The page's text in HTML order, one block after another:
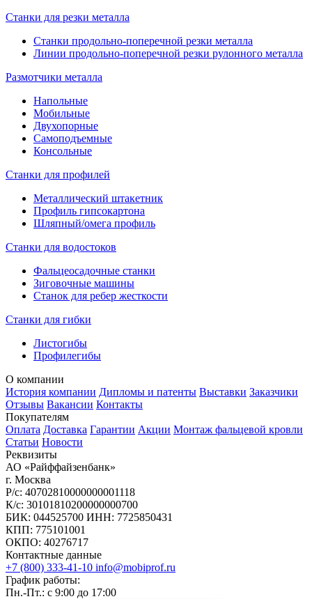
Станки для резки металла
Станки продольно-поперечной резки металла
Линии продольно-поперечной резки рулонного металла
Размотчики металла
Напольные
Мобильные
Двухопорные
Самоподъемные
Консольные
Станки для профилей
Металлический штакетник
Профиль гипсокартона
Шляпный/омега профиль
Станки для водостоков
Фальцеосадочные станки
Зиговочные машины
Станок для ребер жесткости
Станки для гибки
Листогибы
Профилегибы
О компании
История компании Дипломы и патенты Выставки Заказчики
Отзывы Вакансии Контакты
Покупателям
Оплата Доставка Гарантии Акции Монтаж фальцевой кровли
Статьи Новости
Реквизиты
АО «Райффайзенбанк»
г. Москва
Р/с: 40702810000000001118
К/с: 30101810200000000700
БИК: 044525700 ИНН: 7725850431
КПП: 775101001
ОКПО: 40276717
Контактные данные
+7 (800) 333-41-10 info@mobiprof.ru
График работы:
Пн.-Пт.: с 9:00 до 17:00